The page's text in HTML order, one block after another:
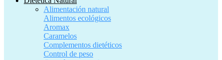
Alimentación natural
Alimentos ecológicos
Aromax
Caramelos
Complementos dietéticos
Control de peso